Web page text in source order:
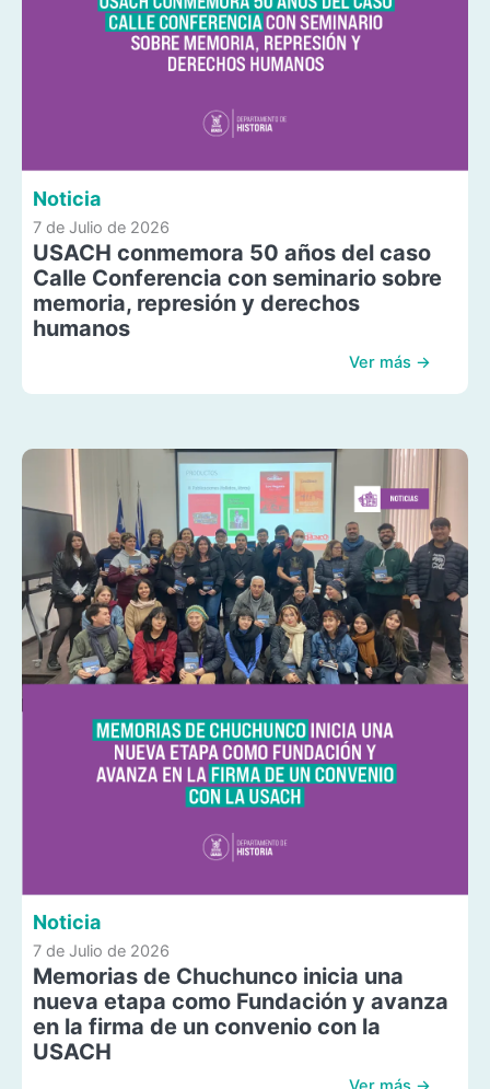
Noticia
7 de Julio de 2026
USACH conmemora 50 años del caso
Calle Conferencia con seminario sobre
memoria, represión y derechos
humanos
Ver más →
Noticia
7 de Julio de 2026
Memorias de Chuchunco inicia una
nueva etapa como Fundación y avanza
en la firma de un convenio con la
USACH